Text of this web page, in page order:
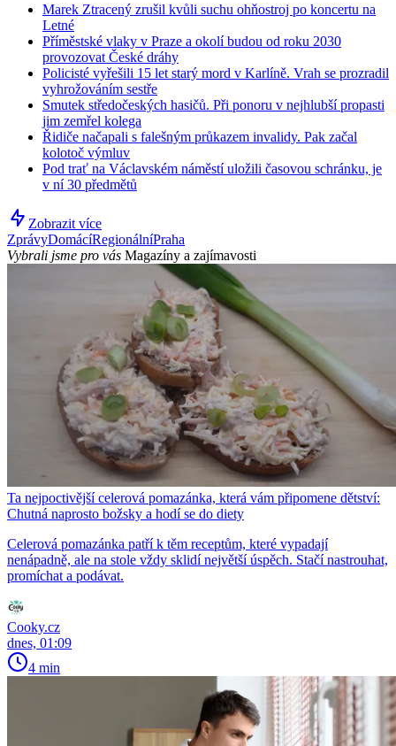
Marek Ztracený zrušil kvůli suchu ohňostroj po koncertu na
Letné
Příměstské vlaky v Praze a okolí budou od roku 2030
provozovat České dráhy
Policisté vyřešili 15 let starý mord v Karlíně. Vrah se prozradil
vyhrožováním sestře
Smutek středočeských hasičů. Při ponoru v nejhlubší propasti
jim zemřel kolega
Řidiče načapali s falešným průkazem invalidy. Pak začal
kolotoč výmluv
Pod trať na Václavském náměstí uložili časovou schránku, je
v ní 30 předmětů
Zobrazit více
ZprávyDomácíRegionálníPraha
Vybrali jsme pro vás Magazíny a zajímavosti
Ta nejpoctivější celerová pomazánka, která vám připomene dětství:
Chutná naprosto božsky a hodí se do diety
Celerová pomazánka patří k těm receptům, které vypadají
nenápadně, ale na stole vždy sklidí největší úspěch. Stačí nastrouhat,
promíchat a podávat.
Cooky.cz
dnes, 01:09
4 min